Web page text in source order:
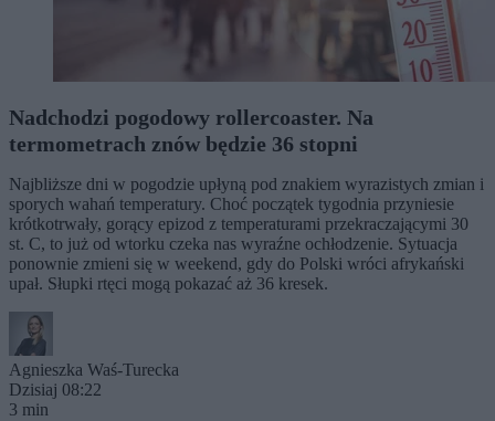
Nadchodzi pogodowy rollercoaster. Na
termometrach znów będzie 36 stopni
Najbliższe dni w pogodzie upłyną pod znakiem wyrazistych zmian i
sporych wahań temperatury. Choć początek tygodnia przyniesie
krótkotrwały, gorący epizod z temperaturami przekraczającymi 30
st. C, to już od wtorku czeka nas wyraźne ochłodzenie. Sytuacja
ponownie zmieni się w weekend, gdy do Polski wróci afrykański
upał. Słupki rtęci mogą pokazać aż 36 kresek.
Agnieszka Waś-Turecka
Dzisiaj 08:22
3 min